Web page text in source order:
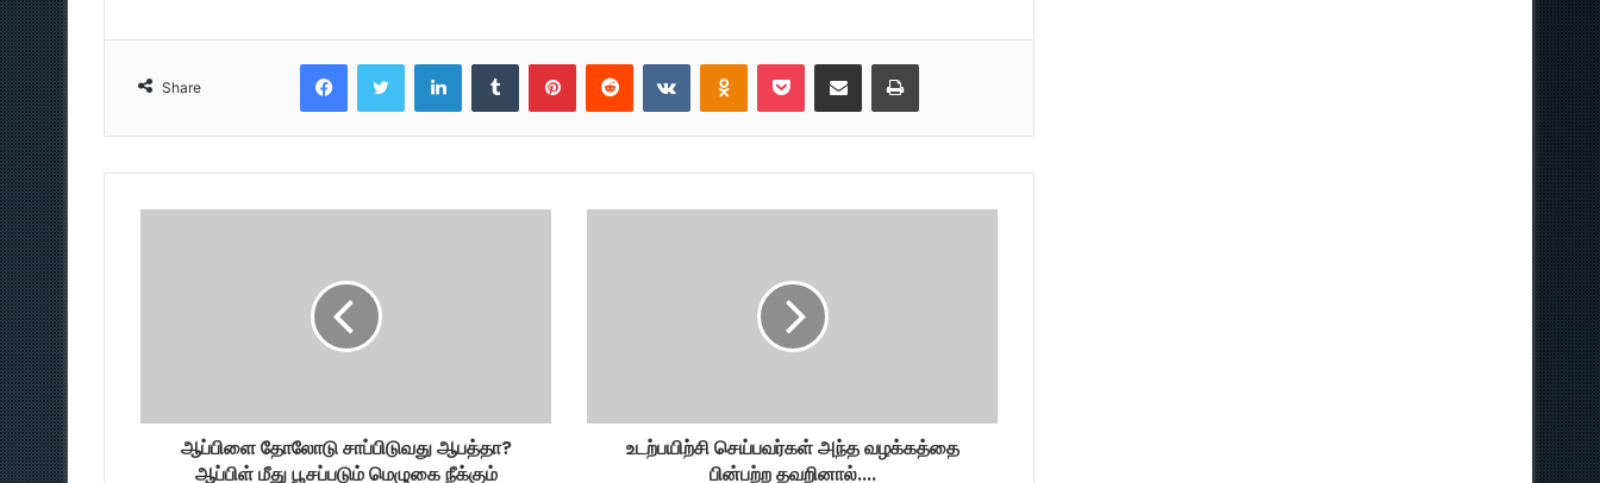
Share
FacebookTwitter LinkedInTumblr PinterestReddit VKontakteOdnoklassniki
Pocket Share via Email Print
ஆப்பிளை தோலோடு சாப்பிடுவது ஆபத்தா?
ஆப்பிள் மீது பூசப்படும் மெழுகை நீக்கும்
உடற்பயிற்சி செய்பவர்கள் அந்த வழக்கத்தை
பின்பற்ற தவறினால்....